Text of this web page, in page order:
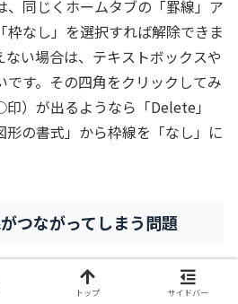
、同じくホームタブの「罫線」ア
なし」を選択すれば解除できま
い場合は、テキストボックスや
です。その四角をクリックしてみ
）が出るようなら「Delete」
形の書式」から枠線を「なし」に
つながってしまう問題
、隣り合った別の単語をそれぞれ
線が一つにつながって長い四角に
トップ サイドバー